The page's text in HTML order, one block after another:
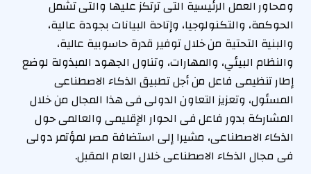
ومحاور العمل الرئيسية التى ترتكز عليها والتى تشمل
الحوكمة، والتكنولوجيا، وإتاحة البيانات بجودة عالية،
والبنية التحتية من خلال توفير قدرة حاسوبية عالية،
والنظام البيئي، والمهارات، وتناول الجهود المبذولة لوضع
إطار تنظيمى فاعل من أجل تطبيق الذكاء الاصطناعى
المسئول، وتعزيز التعاون الدولى فى هذا المجال من خلال
المشاركة بدور فاعل فى الحوار الإقليمى والعالمى حول
الذكاء الاصطناعى، مشيرا إلى استضافة مصر لمؤتمر دولى
فى مجال الذكاء الاصطناعى خلال العام المقبل.